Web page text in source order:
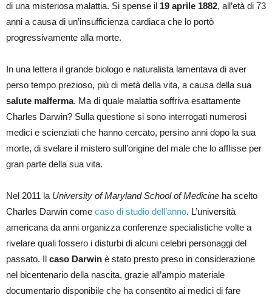
di una misteriosa malattia. Si spense il 19 aprile 1882, all’età di 73
anni a causa di un’insufficienza cardiaca che lo portò
progressivamente alla morte.
In una lettera il grande biologo e naturalista lamentava di aver
perso tempo prezioso, più di metà della vita, a causa della sua
salute malferma. Ma di quale malattia soffriva esattamente
Charles Darwin? Sulla questione si sono interrogati numerosi
medici e scienziati che hanno cercato, persino anni dopo la sua
morte, di svelare il mistero sull’origine del male che lo afflisse per
gran parte della sua vita.
Nel 2011 la University of Maryland School of Medicine ha scelto
Charles Darwin come caso di studio dell’anno. L’università
americana da anni organizza conferenze specialistiche volte a
rivelare quali fossero i disturbi di alcuni celebri personaggi del
passato. Il caso Darwin è stato presto preso in considerazione
nel bicentenario della nascita, grazie all’ampio materiale
documentario disponibile che ha consentito ai medici di fare